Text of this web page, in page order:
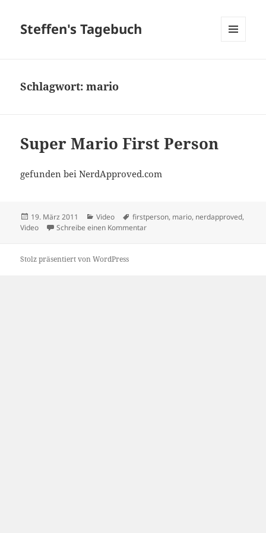
Steffen's Tagebuch
Schlagwort:mario
Super Mario First Person
gefunden bei NerdApproved.com
Veröffentlicht
am
19. März 2011 Kategorien
Video Schlagwörter
firstperson, mario, nerdapproved,
Video
Schreibe einen Kommentarzu Super Mario First Person
Stolz präsentiert von WordPress